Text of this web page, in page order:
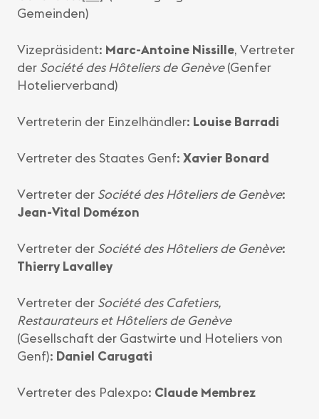
Gemeinden)
Vizepräsident: Marc-Antoine Nissille, Vertreter
der Société des Hôteliers de Genève(Genfer
Hotelierverband)
Vertreterin der Einzelhändler: Louise Barradi
Vertreter des Staates Genf: Xavier Bonard
Vertreter der Société des Hôteliers de Genève:
Jean-Vital Domézon
Vertreter der Société des Hôteliers de Genève:
Thierry Lavalley
Vertreter der Société des Cafetiers,
Restaurateurs et Hôteliers de Genève
(Gesellschaft der Gastwirte und Hoteliers von
Genf): Daniel Carugati
Vertreter des Palexpo: Claude Membrez